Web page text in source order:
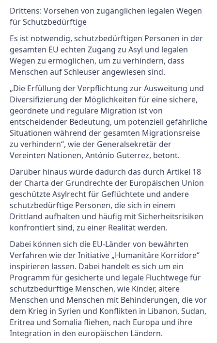
Drittens: Vorsehen von zugänglichen legalen Wegen
für Schutzbedürftige
Es ist notwendig, schutzbedürftigen Personen in der
gesamten EU echten Zugang zu Asyl und legalen
Wegen zu ermöglichen, um zu verhindern, dass
Menschen auf Schleuser angewiesen sind.
„Die Erfüllung der Verpflichtung zur Ausweitung und
Diversifizierung der Möglichkeiten für eine sichere,
geordnete und reguläre Migration ist von
entscheidender Bedeutung, um potenziell gefährliche
Situationen während der gesamten Migrationsreise
zu verhindern“, wie der Generalsekretär der
Vereinten Nationen, António Guterrez, betont.
Darüber hinaus würde dadurch das durch Artikel 18
der Charta der Grundrechte der Europäischen Union
geschützte Asylrecht für Geflüchtete und andere
schutzbedürftige Personen, die sich in einem
Drittland aufhalten und häufig mit Sicherheitsrisiken
konfrontiert sind, zu einer Realität werden.
Dabei können sich die EU-Länder von bewährten
Verfahren wie der Initiative „Humanitäre Korridore“
inspirieren lassen. Dabei handelt es sich um ein
Programm für gesicherte und legale Fluchtwege für
schutzbedürftige Menschen, wie Kinder, ältere
Menschen und Menschen mit Behinderungen, die vor
dem Krieg in Syrien und Konflikten in Libanon, Sudan,
Eritrea und Somalia fliehen, nach Europa und ihre
Integration in den europäischen Ländern.